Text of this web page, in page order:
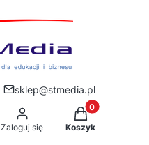
sklep@stmedia.pl
Zaloguj się
Produkty w
Koszyk